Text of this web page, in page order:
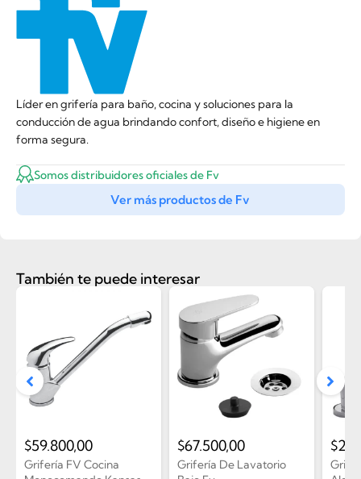
Líder en grifería para baño, cocina y soluciones para la
conducción de agua brindando confort, diseño e higiene en
forma segura.
Somos distribuidores oficiales de Fv
Ver más productos de Fv
También te puede interesar
Grifería FV Cocina
$59.800,00
Grifería De Lavatorio
$67.500,00 $